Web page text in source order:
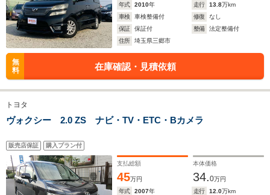
年式 2010年 走行 13.8万km
車検
車検整備付 修復
なし
保証
保証付 整備
法定整備付
住所
埼玉県三郷市
無
料
在庫確認・見積依頼
トヨタ
ヴォクシー 2.0 ZS ナビ・TV・ETC・Bカメラ
販売店保証 購入プラン付
支払総額
45万円
本体価格
34.0万円
年式
2007年 走行 12.0万km